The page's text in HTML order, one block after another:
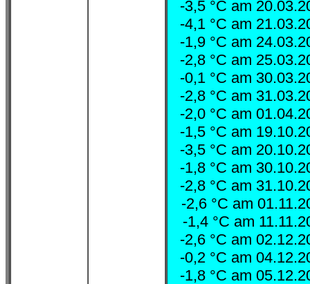
-3,5 °C am
-4,1 °C am
-1,9 °C am
-2,8 °C am
-0,1 °C am
-2,8 °C am
-2,0 °C am
-1,5 °C am
-3,5 °C am
-1,8 °C am
-2,8 °C am
-2,6 °C am
-1,4 °C am
-2,6 °C am
-0,2 °C am
-1,8 °C am